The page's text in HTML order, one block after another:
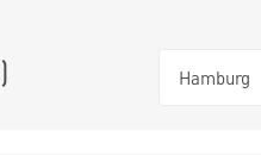
) Hamburg